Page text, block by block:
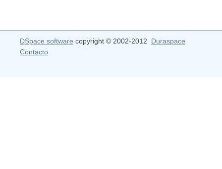
DSpace software copyright © 2002-2012 Duraspace
Contacto